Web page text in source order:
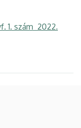
1. szám 2022.